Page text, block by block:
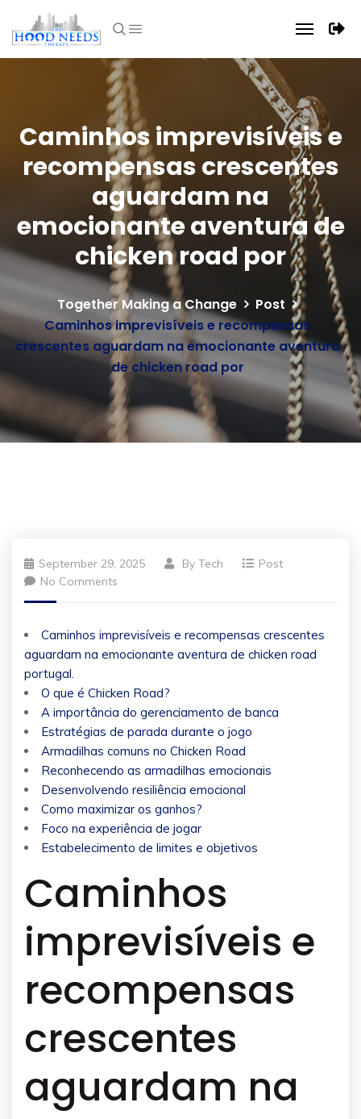
Caminhos imprevisíveis e
recompensas crescentes
aguardam na
emocionante aventura de
chicken road por
Together Making a Change
Post
Caminhos imprevisíveis e recompensas
crescentes aguardam na emocionante aventura
de chicken road por
September 29, 2025 By Tech
Post
No Comments
Caminhos imprevisíveis e recompensas crescentes
aguardam na emocionante aventura de chicken road
portugal.
O que é Chicken Road?
A importância do gerenciamento de banca
Estratégias de parada durante o jogo
Armadilhas comuns no Chicken Road
Reconhecendo as armadilhas emocionais
Desenvolvendo resiliência emocional
Como maximizar os ganhos?
Foco na experiência de jogar
Estabelecimento de limites e objetivos
Caminhos
imprevisíveis e
recompensas
crescentes
aguardam na